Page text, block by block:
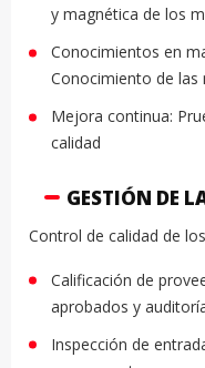
y magnética de los
Conocimientos en
Conocimiento de las
Mejora continua:
calidad
GESTIÓN DE
Control de calidad de
Calificación de
aprobados y
Inspección de